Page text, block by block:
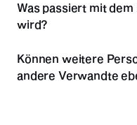
Was passiert mit
wird?
Können weitere
andere Verwandte